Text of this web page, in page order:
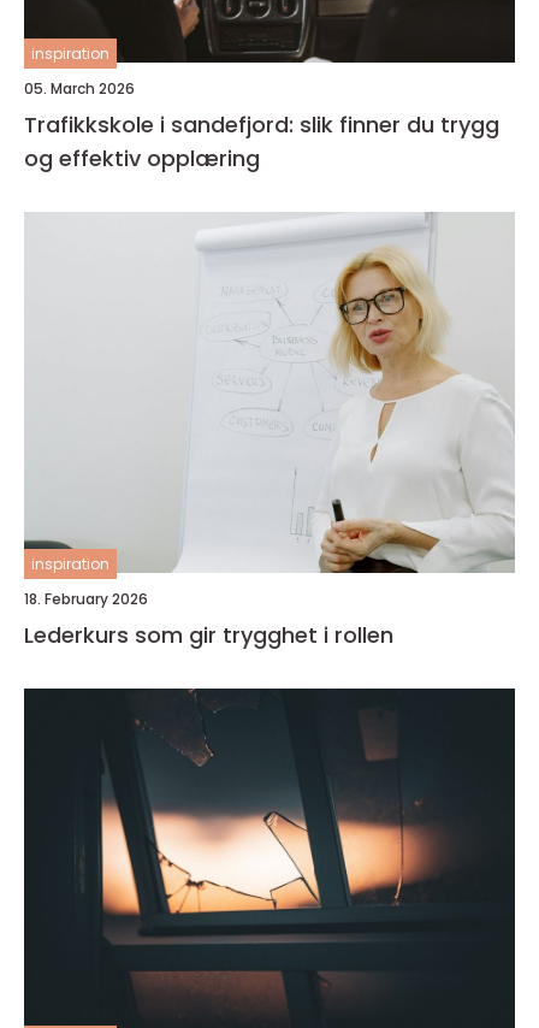
inspiration
05. March 2026
Trafikkskole i sandefjord: slik finner du trygg
og effektiv opplæring
inspiration
18. February 2026
Lederkurs som gir trygghet i rollen